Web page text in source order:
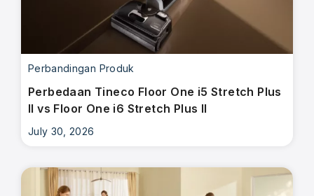
Perbandingan Produk
Perbedaan Tineco Floor One i5 Stretch Plus
II vs Floor One i6 Stretch Plus II
July 30, 2026